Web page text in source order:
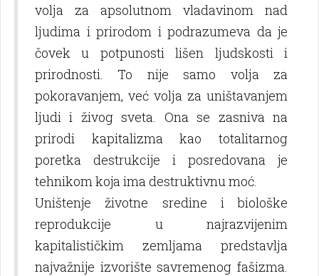
volјa za apsolutnom vladavinom nad
lјudima i prirodom i podrazumeva da je
čovek u potpunosti lišen lјudskosti i
prirodnosti. To nije samo volјa za
pokoravanjem, već volјa za uništavanjem
lјudi i živog sveta. Ona se zasniva na
prirodi kapitalizma kao totalitarnog
poretka destrukcije i posredovana je
tehnikom koja ima destruktivnu moć.
Uništenje životne sredine i biološke
reprodukcije u najrazvijenim
kapitalističkim zemlјama predstavlјa
najvažnije izvorište savremenog fašizma.